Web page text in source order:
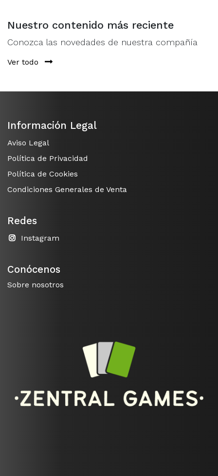
Nuestro contenido más reciente
Conozca las novedades de nuestra compañía
Ver todo
Información Legal
Aviso Legal
Política de Privacidad
Política de Cookies
Condiciones Generales de Venta
Redes
Instagram
Conócenos
Sobre nosotros